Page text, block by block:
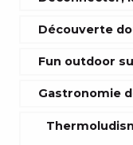
Découverte
Fun outdoor
Gastronomie